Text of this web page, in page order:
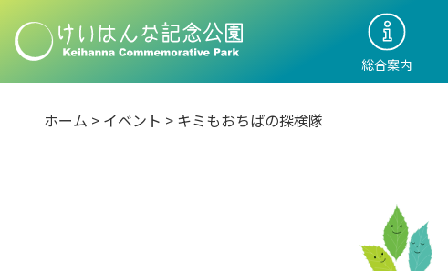
総合案内
ホーム > イベント > キミもおちばの探検隊